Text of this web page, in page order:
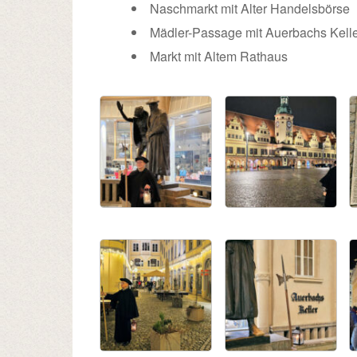
Naschmarkt mit Alter Handelsbörse
Mädler-Passage mit Auerbachs
Markt mit Altem Rathaus